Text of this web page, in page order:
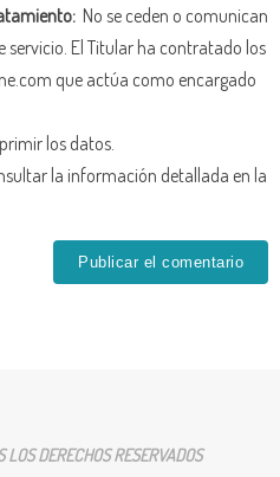
No se ceden o comunican
servicio. El Titular ha contratado los
que actúa como encargado
los datos.
la información detallada en la
DERECHOS RESERVADOS